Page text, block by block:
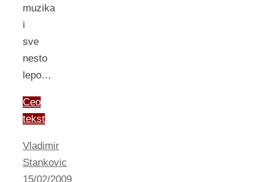
muzika
i
sve
nesto
lepo…
Ceo
tekst
Vladimir
Stankovic
15/02/2009